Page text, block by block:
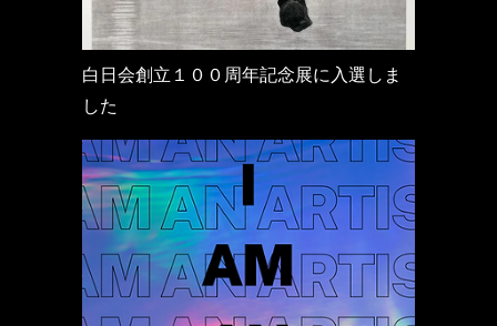
白日会創立１００周年記念展に入選しま
した